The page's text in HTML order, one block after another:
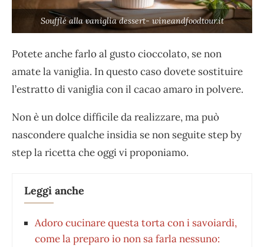
Soufflé alla vaniglia dessert- wineandfoodtour.it
Potete anche farlo al gusto cioccolato, se non
amate la vaniglia. In questo caso dovete sostituire
l’estratto di vaniglia con il cacao amaro in polvere.
Non è un dolce difficile da realizzare, ma può
nascondere qualche insidia se non seguite step by
step la ricetta che oggi vi proponiamo.
Leggi anche
Adoro cucinare questa torta con i savoiardi,
come la preparo io non sa farla nessuno: